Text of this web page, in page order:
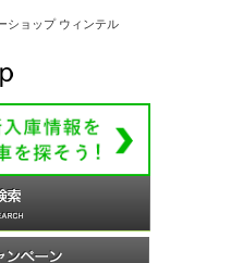
ショップ ウィンテル